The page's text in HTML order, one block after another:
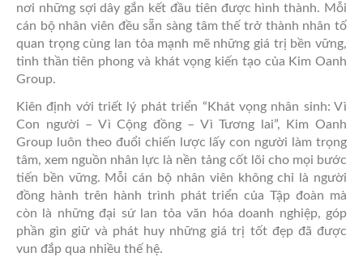
nơi những sợi dây gắn kết đầu tiên được hình thành. Mỗi
cán bộ nhân viên đều sẵn sàng tâm thế trở thành nhân tố
quan trọng cùng lan tỏa mạnh mẽ những giá trị bền vững,
tinh thần tiên phong và khát vọng kiến tạo của Kim Oanh
Group.
Kiên định với triết lý phát triển “Khát vọng nhân sinh: Vì
Con người – Vì Cộng đồng – Vì Tương lai”, Kim Oanh
Group luôn theo đuổi chiến lược lấy con người làm trọng
tâm, xem nguồn nhân lực là nền tảng cốt lõi cho mọi bước
tiến bền vững. Mỗi cán bộ nhân viên không chỉ là người
đồng hành trên hành trình phát triển của Tập đoàn mà
còn là những đại sứ lan tỏa văn hóa doanh nghiệp, góp
phần gìn giữ và phát huy những giá trị tốt đẹp đã được
vun đắp qua nhiều thế hệ.